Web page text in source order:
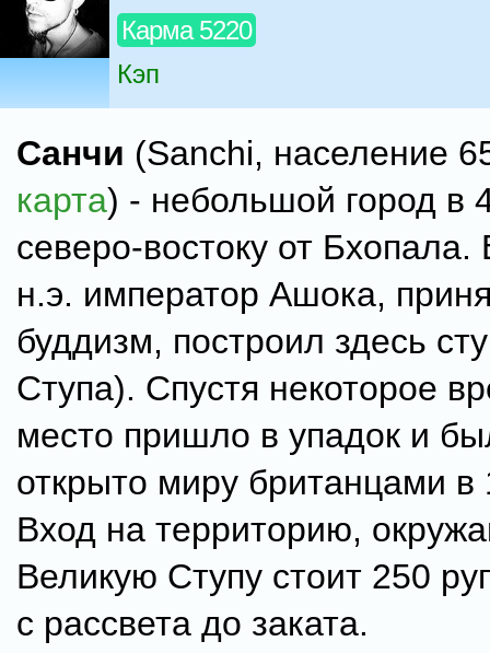
Карма 5220
Кэп
Санчи (Sanchi, население
карта) - небольшой город в
северо-востоку от
н.э. император Ашока,
буддизм, построил здесь
Ступа). Спустя некоторое
место пришло в упадок и
открыто миру британцами в
Вход на территорию,
Великую Ступу стоит 250
с рассвета до заката.